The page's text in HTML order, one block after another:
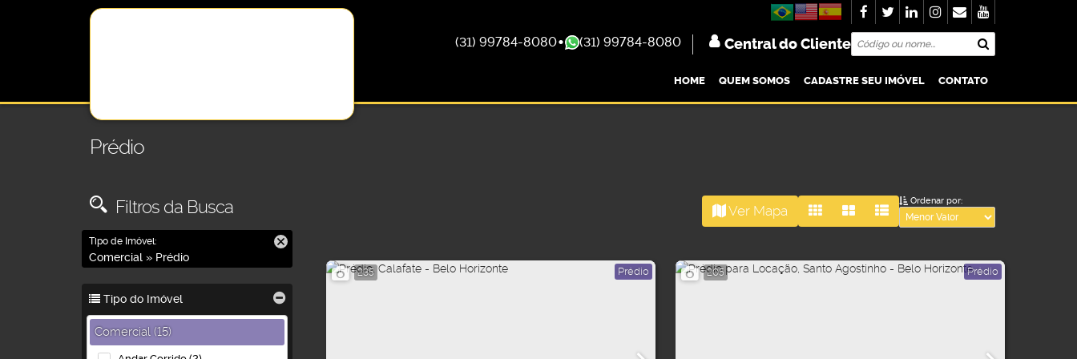
Central do Cliente
(31) 99784-8080 (31) 99784-8080
CONTATO
CADASTRE SEU IMÓVEL
QUEM SOMOS
HOME
Prédio
Filtros da Busca
Tipo de Imóvel:
Comercial » Prédio
Tipo do Imóvel
Comercial (15)
Ver Mapa
Ordenar por:
235 Prédio 205 Prédio